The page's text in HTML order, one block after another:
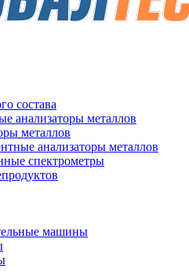
состава
анализаторы металлов
металлов
анализаторы металлов
спектрометры
машины